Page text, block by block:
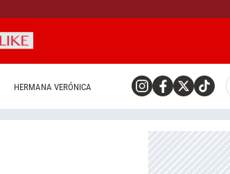
HERMANA VERÓNICA